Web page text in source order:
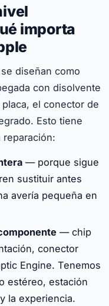
importa
diseñan como
con disolvente
el conector de
Esto tiene
reparación:
— porque sigue
sustituir antes
avería pequeña en
— chip
conector
Engine. Tenemos
estéreo, estación
la experiencia.